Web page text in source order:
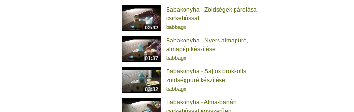
02:42
Babakonyha - Zöldségek párolása
csirkehússal
babbago
01:37
Babakonyha - Nyers almapüré,
almapép készítése
babbago
03:32
Babakonyha - Sajtos brokkolis
zöldségpüré készítése
babbago
Babakonyha - Alma-banán